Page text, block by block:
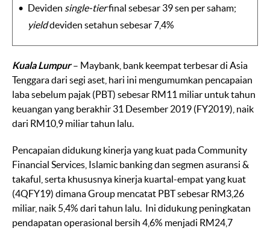
Deviden single-tierfinal sebesar 39 sen per saham;
yielddeviden setahun sebesar 7,4%
Kuala Lumpur– Maybank, bank keempat terbesar di Asia
Tenggara dari segi aset, hari ini mengumumkan pencapaian
laba sebelum pajak (PBT) sebesar RM11 miliar untuk tahun
keuangan yang berakhir 31 Desember 2019 (FY2019), naik
dari RM10,9 miliar tahun lalu.
Pencapaian didukung kinerja yang kuat pada Community
Financial Services, Islamic banking dan segmen asuransi &
takaful, serta khususnya kinerja kuartal-empat yang kuat
(4QFY19) dimana Group mencatat PBT sebesar RM3,26
miliar, naik 5,4% dari tahun lalu. Ini didukung peningkatan
pendapatan operasional bersih 4,6% menjadi RM24,7